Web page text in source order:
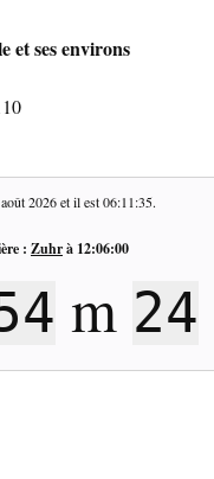
et ses environs
2026et il est06:11:36.
: Zuhrà 12:06:00
m 23